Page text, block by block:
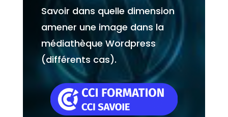
Savoir dans quelle dimension
amener une image dans la
médiathèque Wordpress
(différents cas).